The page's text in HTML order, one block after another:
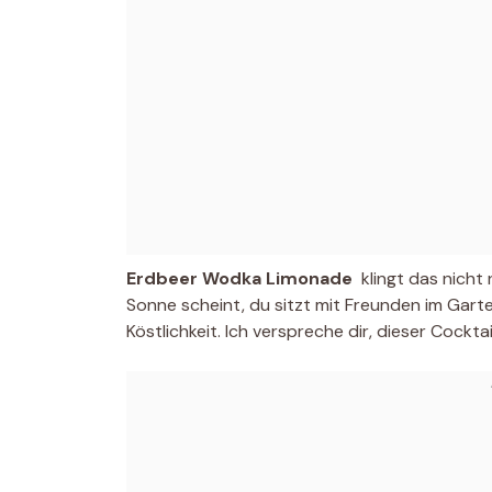
Erdbeer Wodka Limonade  klingt das
Sonne scheint, du sitzt mit Freunden im
Köstlichkeit. Ich verspreche dir, dieser